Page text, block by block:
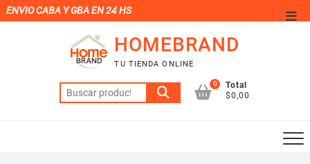
Saltar
al
ENVIO CABA Y GBA EN 24 HS
HOMEBRAND
TU TIENDA ONLINE
Buscar
por:
0
Total
$0,00